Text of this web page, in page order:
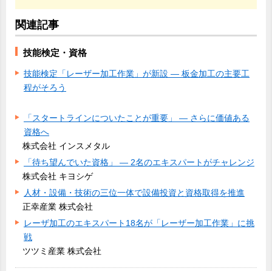
関連記事
技能検定・資格
技能検定「レーザー加工作業」が新設 ― 板金加工の主要工
程がそろう
「スタートラインについたことが重要」 ― さらに価値ある
資格へ
株式会社 インスメタル
「待ち望んでいた資格」 ― 2名のエキスパートがチャレンジ
株式会社 キヨシゲ
人材・設備・技術の三位一体で設備投資と資格取得を推進
正幸産業 株式会社
レーザ加工のエキスパート18名が「レーザー加工作業」に挑
戦
ツツミ産業 株式会社